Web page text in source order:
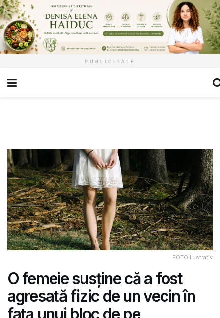
PUBLICITATE
FOTO Ilustrativ
O femeie susține că a fost
agresată fizic de un vecin în
fața unui bloc de pe